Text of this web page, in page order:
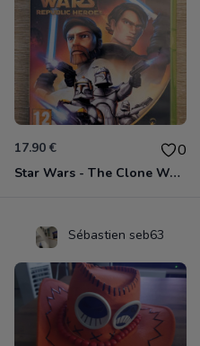
17.90 € 0
Star Wars - The Clone Wars - Les Héros De La République Xbox 360
Sébastien seb63